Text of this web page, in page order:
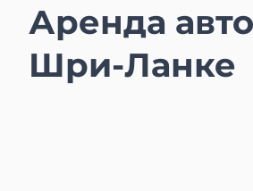
Аренда
Шри-Ланке